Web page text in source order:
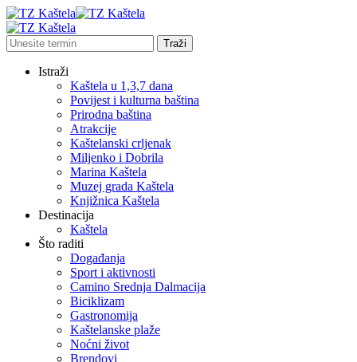
Istraži
Kaštela u 1,3,7 dana
Povijest i kulturna baština
Prirodna baština
Atrakcije
Kaštelanski crljenak
Miljenko i Dobrila
Marina Kaštela
Muzej grada Kaštela
Knjižnica Kaštela
Destinacija
Kaštela
Što raditi
Događanja
Sport i aktivnosti
Camino Srednja Dalmacija
Biciklizam
Gastronomija
Kaštelanske plaže
Noćni život
Brendovi